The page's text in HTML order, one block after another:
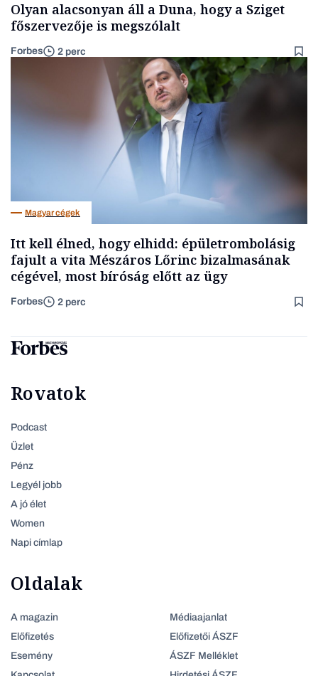
Olyan alacsonyan áll a Duna, hogy a Sziget
főszervezője is megszólalt
Forbes 2 perc
Magyar cégek
Itt kell élned, hogy elhidd: épületrombolásig
fajult a vita Mészáros Lőrinc bizalmasának
cégével, most bíróság előtt az ügy
Forbes 2 perc
Rovatok
Podcast
Üzlet
Pénz
Legyél jobb
A jó élet
Women
Napi címlap
Oldalak
A magazin
Előfizetés
Esemény
Médiaajanlat
Előfizetői ÁSZF
ÁSZF Melléklet